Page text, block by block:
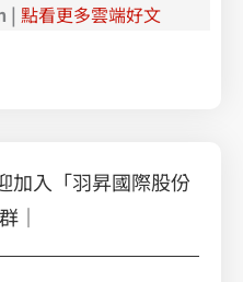
| 點看更多雲端好文
加入「羽昇國際股份
｜